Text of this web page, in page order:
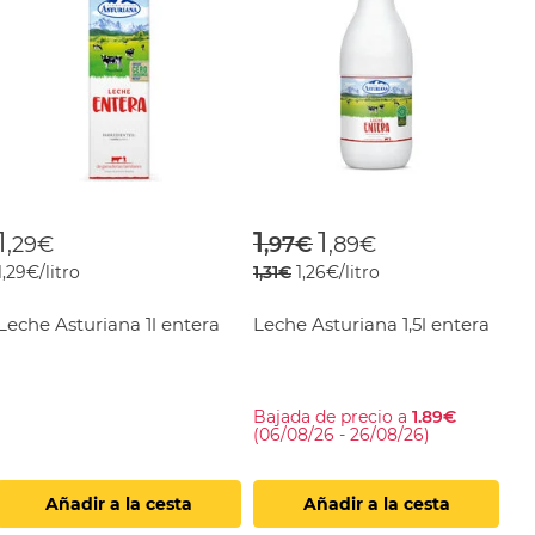
,29€
litro
Asturiana 1l entera
Añadir a la cesta
Price reduced
1,97€to
1,89€
1,31€ 1,26€/litro
Leche Asturiana 1,5l entera
Bajada de precio a1.89€
(06/08/26 - 26/08/26)
Añadir a la cesta